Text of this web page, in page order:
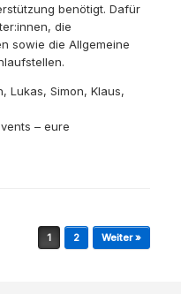
benötigt. Dafür
die
sowie die Allgemeine
Lukas, Simon, Klaus,
– eure
1 2 Weiter »